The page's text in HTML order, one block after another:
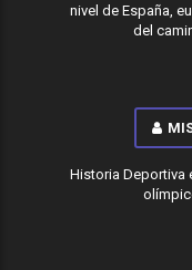
nivel de España,
del
Historia Deportiva